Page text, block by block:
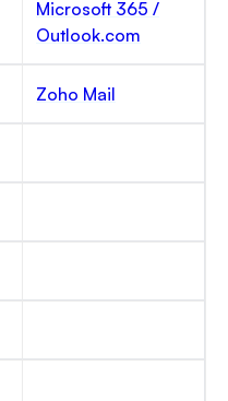
Microsoft 365 /
Outlook.com
Zoho Mail